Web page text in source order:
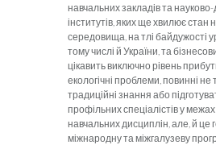
навчальних закладів та
інститутів, яких ще хвилює стан
середовища, на тлі байдужості
тому числі й України, та
цікавить виключно рівень
екологічні проблеми, повинні не
традиційні знання або
профільних спеціалістів у
навчальних дисциплін, але, й це
міжнародну та міжгалузеву